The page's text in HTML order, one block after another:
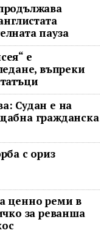
пауза
е
въпреки
Судан е на
гражданска
с ориз
ценно реми в
за реванша